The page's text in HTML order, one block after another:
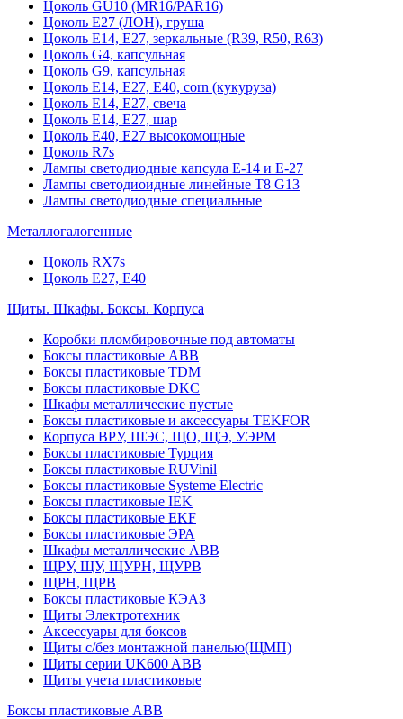
Цоколь GU10 (MR16/PAR16)
Цоколь Е27 (ЛОН), груша
Цоколь Е14, Е27, зеркальные (R39, R50, R63)
Цоколь G4, капсульная
Цоколь G9, капсульная
Цоколь Е14, Е27, Е40, corn (кукуруза)
Цоколь Е14, Е27, свеча
Цоколь Е14, Е27, шар
Цоколь Е40, Е27 высокомощные
Цоколь R7s
Лампы светодиодные капсула Е-14 и Е-27
Лампы светодиоидные линейные T8 G13
Лампы светодиодные специальные
Металлогалогенные
Цоколь RX7s
Цоколь Е27, E40
Щиты. Шкафы. Боксы. Корпуса
Коробки пломбировочные под автоматы
Боксы пластиковые ABB
Боксы пластиковые TDM
Боксы пластиковые DKC
Шкафы металлические пустые
Боксы пластиковые и аксессуары TEKFOR
Корпуса ВРУ, ШЭС, ЩО, ЩЭ, УЭРМ
Боксы пластиковые Турция
Боксы пластиковые RUVinil
Боксы пластиковые Systeme Electric
Боксы пластиковые IEK
Боксы пластиковые EKF
Боксы пластиковые ЭРА
Шкафы металлические ABB
ЩРУ, ЩУ, ЩУРН, ЩУРВ
ЩРН, ЩРВ
Боксы пластиковые КЭАЗ
Щиты Электротехник
Аксессуары для боксов
Щиты с/без монтажной панелью(ЩМП)
Щиты серии UK600 ABB
Щиты учета пластиковые
Боксы пластиковые ABB